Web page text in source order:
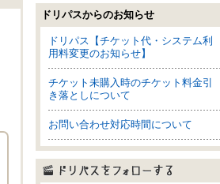
ドリパスからのお知らせ
ドリパス【チケット代・システム利
用料変更のお知らせ】
チケット未購入時のチケット料金引
き落としについて
お問い合わせ対応時間について